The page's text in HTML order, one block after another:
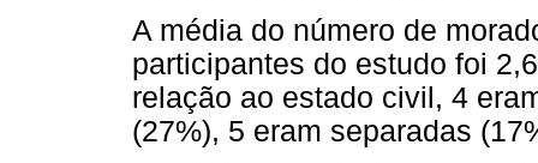
A média do número de
participantes do estudo foi
relação ao estado civil, 4
(27%), 5 eram separadas